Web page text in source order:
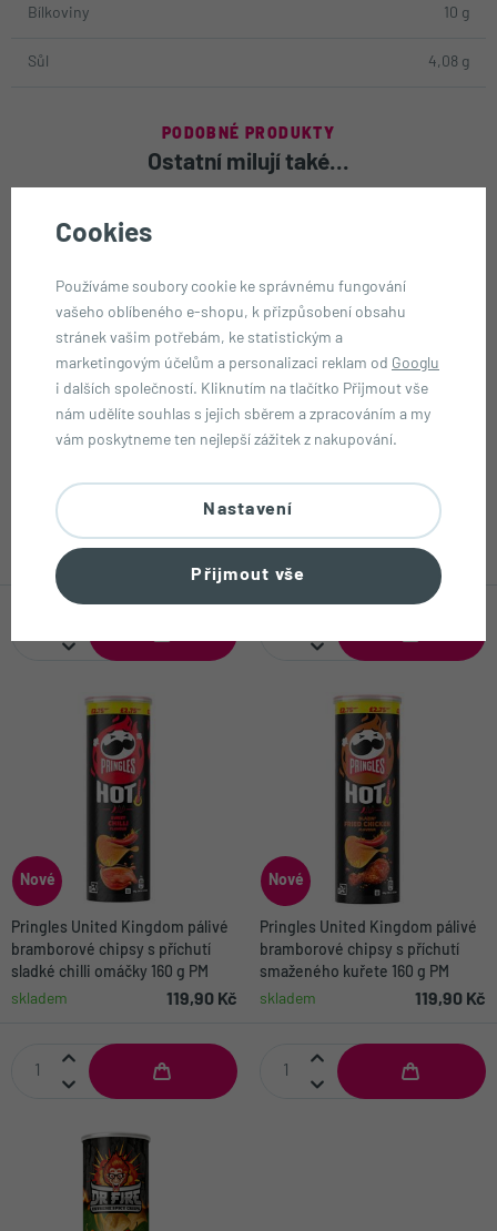
Bílkoviny 10 g
Sůl 4,08 g
PODOBNÉ PRODUKTY
Ostatní milují také...
chipsy s příchutí BBQ Pizza 102 g
129,90 Kč
-15 %
chipsy se salsou + Arizona
m'MAZing kukuřičné chipsy se
sýrovým dipem
169,80 Kč
199,80 Kč
Nové
Pringles United Kingdom pálivé
bramborové chipsy s příchutí
sladké chilli omáčky 160 g PM
skladem
119,90 Kč
Nové
Pringles United Kingdom pálivé
bramborové chipsy s příchutí
smaženého kuřete 160 g PM
skladem
119,90 Kč
Cookies
Používáme soubory cookie ke správnému fungování
vašeho oblíbeného e-shopu, k přizpůsobení obsahu
stránek vašim potřebám, ke statistickým a
marketingovým účelům a personalizaci reklam od Googlu
i dalších společností. Kliknutím na tlačítko Přijmout vše
nám udělíte souhlas s jejich sběrem a zpracováním a my
vám poskytneme ten nejlepší zážitek z nakupování.
Nastavení
Přijmout vše